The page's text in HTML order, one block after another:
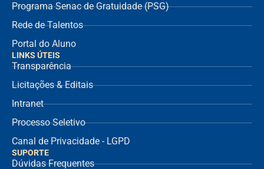
Programa Senac de Gratuidade (PSG)
Rede de Talentos
Portal do Aluno
LINKS ÚTEIS
Transparência
Licitações & Editais
Intranet
Processo Seletivo
Canal de Privacidade - LGPD
SUPORTE
Dúvidas Frequentes